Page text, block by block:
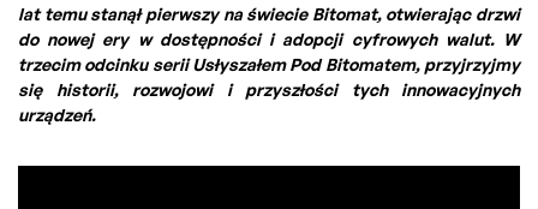
lat temu stanął pierwszy na świecie Bitomat, otwierając drzwi
do nowej ery w dostępności i adopcji cyfrowych walut. W
trzecim odcinku serii Usłyszałem Pod Bitomatem, przyjrzyjmy
się historii, rozwojowi i przyszłości tych innowacyjnych
urządzeń.